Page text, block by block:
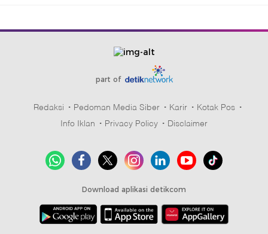
part of
Redaksi Pedoman Media Siber Karir
Kotak Pos
Info Iklan
Privacy Policy Disclaimer
Download aplikasi detikcom